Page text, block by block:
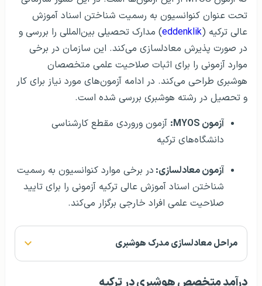
تحت عنوان کنوانسیون به رسمیت شناختن اسناد آموزش
عالی ترکیه (eddenklik) مدارک تحصیلی بین‌المللی را بررسی و
در صورت پذیرش معادلسازی می‌کند. این سازمان در برخی
موارد آزمونی را برای اثبات صلاحیت علمی متخصصان
هوشبری طراحی می‌کند. در ادامه آزمون‌های مورد نیاز برای کار
و تحصیل در رشته هوشبری بررسی شده است.
آزمون MYOS:
آزمون وروردی مقطع کارشناسی
دانشگاه‌های ترکیه
آزمون معادلسازی: در برخی موارد کنوانسیون به رسمیت
شناختن اسناد آموزش عالی ترکیه آزمونی را برای تایید
صلاحیت علمی افراد خارجی برگزار می‌کند.
مراحل معادلسازی مدرک هوشبری
درآمد متخصص هوشبری در ترکیه